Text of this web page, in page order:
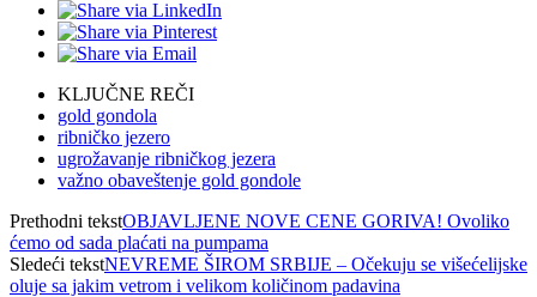
KLJUČNE REČI
gold gondola
ribničko jezero
ugrožavanje ribničkog jezera
važno obaveštenje gold gondole
Prethodni tekstOBJAVLJENE NOVE CENE GORIVA! Ovoliko
ćemo od sada plaćati na pumpama
Sledeći tekstNEVREME ŠIROM SRBIJE – Očekuju se višećelijske
oluje sa jakim vetrom i velikom količinom padavina